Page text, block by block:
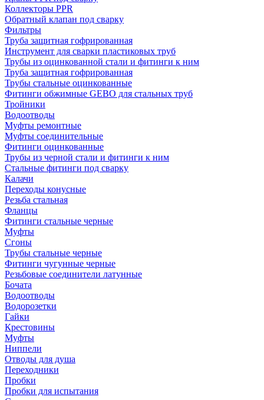
Коллекторы PPR
Обратный клапан под сварку
Фильтры
Труба защитная гофрированная
Инструмент для сварки пластиковых труб
Трубы из оцинкованной стали и фитинги к ним
Труба защитная гофрированная
Трубы стальные оцинкованные
Фитинги обжимные GEBO для стальных труб
Тройники
Водоотводы
Муфты ремонтные
Муфты соединительные
Фитинги оцинкованные
Трубы из черной стали и фитинги к ним
Стальные фитинги под сварку
Калачи
Переходы конусные
Резьба стальная
Фланцы
Фитинги стальные черные
Муфты
Сгоны
Трубы стальные черные
Фитинги чугунные черные
Резьбовые соединители латунные
Бочата
Водоотводы
Водорозетки
Гайки
Крестовины
Муфты
Ниппели
Отводы для душа
Переходники
Пробки
Пробки для испытания